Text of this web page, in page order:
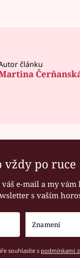
článku
vždy po ruce
e-mail a my vám
s vaším
souhlasíte s podmínkami